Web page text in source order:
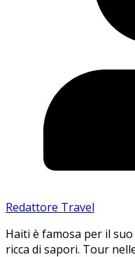
Redattore Travel
Haiti è famosa per il
ricca di sapori. Tour